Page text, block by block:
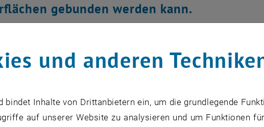
gebunden werden kann.
und anderen
bindet Inhalte von Drittanbietern ein, um die grundlegende
auf unserer Website zu analysieren und um Funktionen